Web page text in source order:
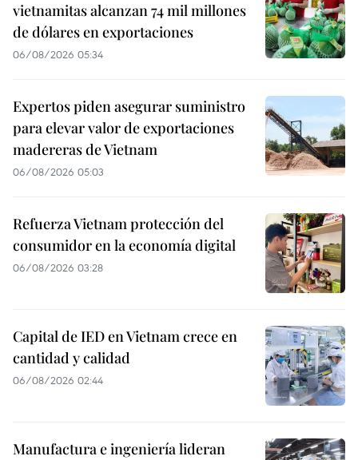
vietnamitas alcanzan 74 mil millones
de dólares en exportaciones
06/08/2026 05:34
Expertos piden asegurar suministro
para elevar valor de exportaciones
madereras de Vietnam
06/08/2026 05:03
Refuerza Vietnam protección del
consumidor en la economía digital
06/08/2026 03:28
Capital de IED en Vietnam crece en
cantidad y calidad
06/08/2026 02:44
Manufactura e ingeniería lideran